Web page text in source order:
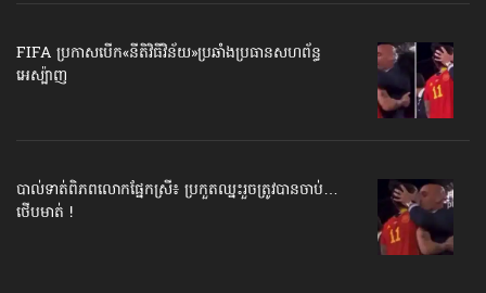
FIFA ប្រកាសបើក​«នីតិវិធីវិន័យ»​ប្រឆាំងប្រធានសហព័ន្ធ​
អេស្ប៉ាញ
បាល់ទាត់​ពិភពលោក​ផ្នែកស្រី៖ ប្រកួតឈ្នះរួច​ត្រូវបានចាប់…
ថើបមាត់ !